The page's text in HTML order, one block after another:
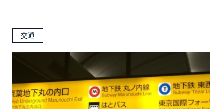
交通